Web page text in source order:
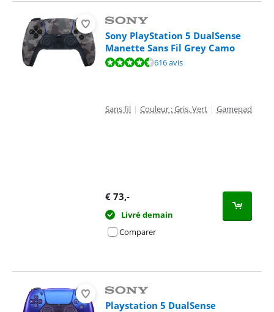
Sony PlayStation 5 DualSense
Manette Sans Fil Grey Camo
La note est de 9,4 sur 10, basée sur 616 avis.
616 avis
Sans fil | Couleur : Gris, Vert | Gamepad
€ 73,-
Livré demain
Comparer
Playstation 5 DualSense